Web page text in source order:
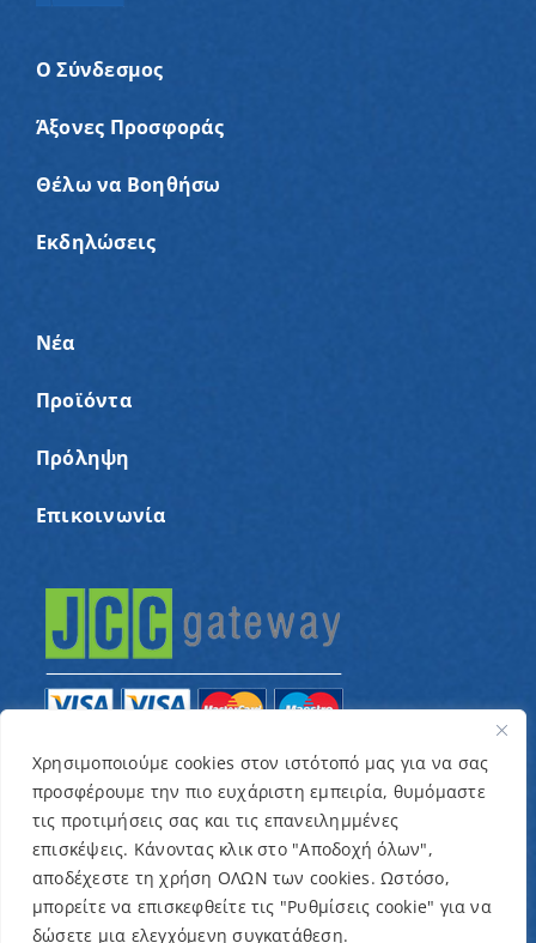
Χρησιμοποιούμε cookies στον ιστότοπό μας για να σας
προσφέρουμε την πιο ευχάριστη εμπειρία, θυμόμαστε
τις προτιμήσεις σας και τις επανειλημμένες
επισκέψεις. Κάνοντας κλικ στο "Αποδοχή όλων",
αποδέχεστε τη χρήση ΟΛΩΝ των cookies. Ωστόσο,
μπορείτε να επισκεφθείτε τις "Ρυθμίσεις cookie" για να
δώσετε μια ελεγχόμενη συγκατάθεση.
Ο Σύνδεσμος
Άξονες Προσφοράς
Θέλω να Βοηθήσω
Εκδηλώσεις
Νέα
Προϊόντα
Πρόληψη
Επικοινωνία
© Copyright 2022 – Παγκύπριος Σύνδεσμος για
παιδιά με καρκίνο και συναφείς παθήσεις «Ένα
Όνειρο Μια Ευχή» / Designed & Developed byNETinfo
Plc